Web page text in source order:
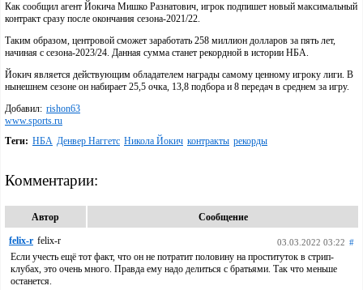
Как сообщил агент Йокича Мишко Разнатович, игрок подпишет новый максимальный
контракт сразу после окончания сезона-2021/22.
Таким образом, центровой сможет заработать 258 миллион долларов за пять лет,
начиная с сезона-2023/24. Данная сумма станет рекордной в истории НБА.
Йокич является действующим обладателем награды самому ценному игроку лиги. В
нынешнем сезоне он набирает 25,5 очка, 13,8 подбора и 8 передач в среднем за игру.
Добавил: rishon63
www.sports.ru
Теги: НБА Денвер Наггетс Никола Йокич контракты рекорды
Комментарии:
Автор Сообщение
felix-r felix-r 03.03.2022 03:22 #
Если учесть ещё тот факт, что он не потратит половину на проституток в стрип-
клубах, это очень много. Правда ему надо делиться с братьями. Так что меньше
останется.